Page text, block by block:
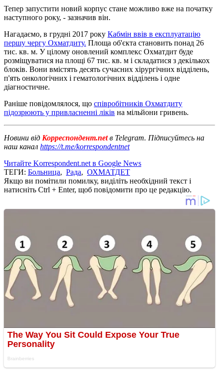
Тепер запустити новий корпус стане можливо вже на початку
наступного року, - зазначив він.
Нагадаємо, в грудні 2017 року Кабмін ввів в експлуатацію
першу чергу Охматдиту. Площа об'єкта становить понад 26
тис. кв. м. У цілому оновлений комплекс Охматдит буде
розміщуватися на площі 67 тис. кв. м і складатися з декількох
блоків. Вони вмістять десять сучасних хірургічних відділень,
п'ять онкологічних і гематологічних відділень і одне
діагностичне.
Раніше повідомлялося, що співробітників Охматдиту
підозрюють у привласненні ліків на мільйони гривень.
Новини від Корреспондент.netв Telegram. Підписуйтесь на
наш канал https://t.me/korrespondentnet
Читайте Korrespondent.net в Google News
ТЕГИ: Больница, Рада, ОХМАТДЕТ
Якщо ви помітили помилку, виділіть необхідний текст і
натисніть Ctrl + Enter, щоб повідомити про це редакцію.